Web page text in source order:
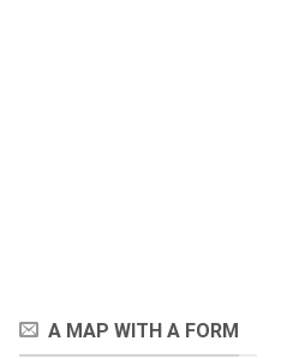
A MAP WITH A FORM